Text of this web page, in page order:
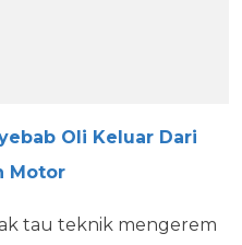
Oli Keluar Dari
Motor
tau teknik mengerem